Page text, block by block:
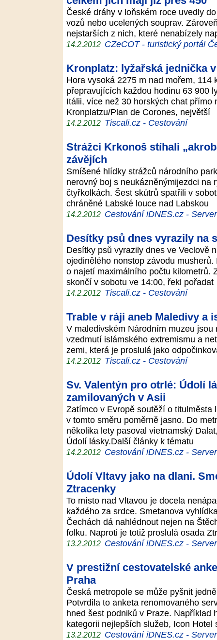
České dráhy v loňském roce uvedly
vozů nebo ucelených souprav.
nejstarších z nich, které nenabízely
14.2.2012 CZeCOT - turistický portál
Kronplatz: lyžařská jednička
Hora vysoká 2275 m nad mořem,
přepravujících každou hodinu 63 900
Itálii, více než 30 horských chat přímo
Kronplatzu/Plan de Corones, největší
14.2.2012 Tiscali.cz - Cestování
Strážci Krkonoš stíhali
závějích
Smíšené hlídky strážců národního
nerovný boj s neukázněnýmijezdci na
čtyřkolkách. Šest skútrů spatřili v
chráněné Labské louce nad Labskou
14.2.2012 Cestování iDNES.cz -
Desítky psů dnes vyrazily na
Desítky psů vyrazily dnes ve Veclově
ojedinělého nonstop závodu
o najetí maximálního počtu kilometrů.
skončí v sobotu ve 14:00, řekl
14.2.2012 Tiscali.cz - Cestování
Trable v ráji aneb Maledivy a
V maledivském Národním muzeu
vzedmutí islámského extremismu a
zemi, která je proslulá jako
14.2.2012 Tiscali.cz - Cestování
Sv. Valentýn pro otrlé: Údolí
zamilovaných v Asii
Zatímco v Evropě soutěží o
v tomto směru poměrně jasno. Do
několika lety pasoval vietnamský
Údolí lásky.Další články k tématu
14.2.2012 Cestování iDNES.cz -
Údolí Vltavy jako na dlani.
Ztracenky
To místo nad Vltavou je docela
každého za srdce. Smetanova
Čechách dá nahlédnout nejen na
folku. Naproti je totiž proslulá osada
13.2.2012 Cestování iDNES.cz -
V prestižní cestovatelské
Praha
Česká metropole se může pyšnit
Potvrdila to anketa renomovaného
hned šest podniků v Praze. Například
kategorii nejlepších služeb, Icon
13.2.2012 Cestování iDNES.cz -